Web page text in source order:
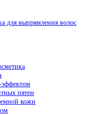
для выпрямления волос
эффектом
пятен
кожи